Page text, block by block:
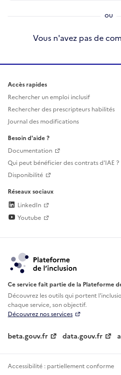
Vous n'avez pas de
Accès rapides
Rechercher un emploi inclusif
Rechercher des prescripteurs habilités
Journal des modifications
Besoin d'aide ?
Documentation
Qui peut bénéficier des contrats d'IAE ?
Disponibilité
Réseaux sociaux
LinkedIn
Youtube
Ce service fait partie de la Plateforme
Découvrez les outils qui portent
chaque service, son objectif.
Découvrez nos services
beta.gouv.fr data.gouv.fr
Accessibilité : partiellement conforme